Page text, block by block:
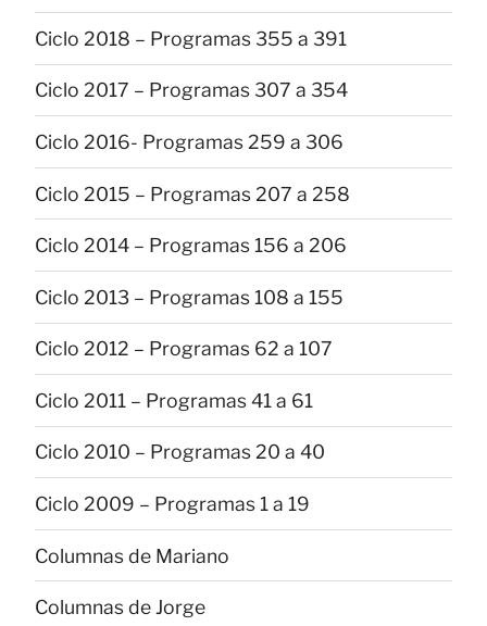
Ciclo 2018 – Programas 355 a 391
Ciclo 2017 – Programas 307 a 354
Ciclo 2016- Programas 259 a 306
Ciclo 2015 – Programas 207 a 258
Ciclo 2014 – Programas 156 a 206
Ciclo 2013 – Programas 108 a 155
Ciclo 2012 – Programas 62 a 107
Ciclo 2011 – Programas 41 a 61
Ciclo 2010 – Programas 20 a 40
Ciclo 2009 – Programas 1 a 19
Columnas de Mariano
Columnas de Jorge